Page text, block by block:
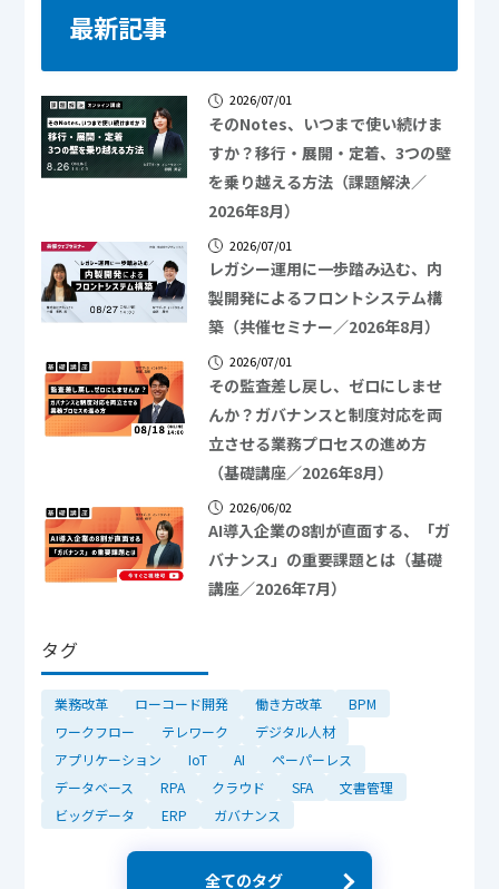
最新記事
2026/07/01
そのNotes、いつまで使い続けま
すか？移行・展開・定着、3つの壁
を乗り越える方法（課題解決／
2026年8月）
2026/07/01
レガシー運用に一歩踏み込む、内
製開発によるフロントシステム構
築（共催セミナー／2026年8月）
2026/07/01
その監査差し戻し、ゼロにしませ
んか？ガバナンスと制度対応を両
立させる業務プロセスの進め方
（基礎講座／2026年8月）
2026/06/02
AI導入企業の8割が直面する、「ガ
バナンス」の重要課題とは（基礎
講座／2026年7月）
タグ
業務改革 ローコード開発 働き方改革
BPM
ワークフロー
テレワーク
デジタル人材
アプリケーション
IoT AI
ペーパーレス
データベース
RPA クラウド SFA
文書管理
ビッグデータ
ERP ガバナンス
全てのタグ